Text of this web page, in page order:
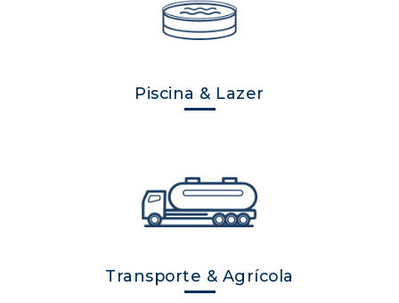
Piscina & Lazer
Transporte & Agrícola